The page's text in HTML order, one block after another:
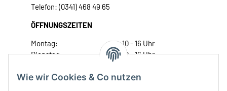
Wie wir Cookies & Co nutzen
Telefon: (0341) 468 49 65
ÖFFNUNGSZEITEN
Montag:
10 - 16 Uhr
Dienstag:
10 - 16 Uhr
Donnerstag:
10 - 18 Uhr